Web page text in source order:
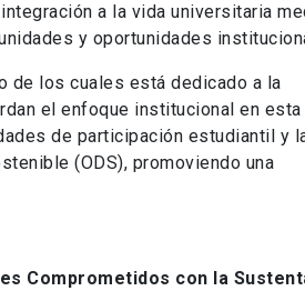
a la vida universitaria
y oportunidades
de los cuales está dedicado a la
el enfoque institucional en esta
de participación estudiantil y
(ODS), promoviendo una
Comprometidos con la